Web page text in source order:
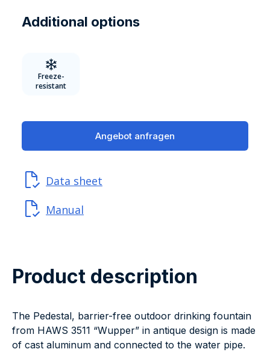
Additional options
Freeze-
resistant
Angebot anfragen
Data sheet
Manual
Product description
The Pedestal, barrier-free outdoor drinking fountain
from HAWS 3511 “Wupper” in antique design is made
of cast aluminum and connected to the water pipe.